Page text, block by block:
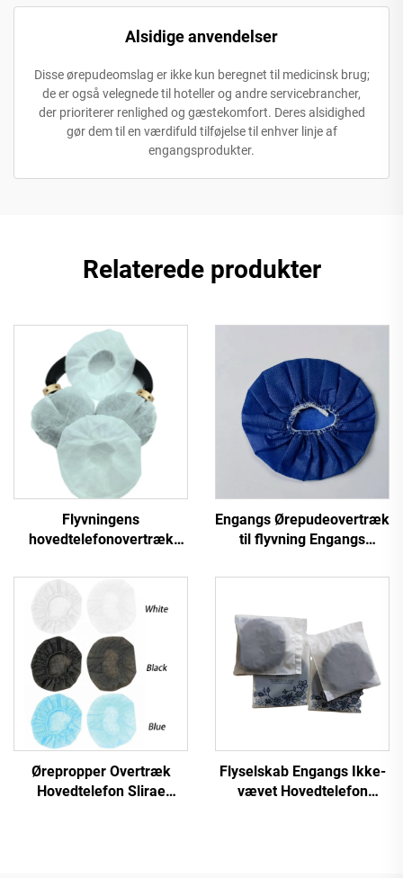
Alsidige anvendelser
Disse ørepudeomslag er ikke kun beregnet til medicinsk brug;
de er også velegnede til hoteller og andre servicebrancher,
der prioriterer renlighed og gæstekomfort. Deres alsidighed
gør dem til en værdifuld tilføjelse til enhver linje af
engangsprodukter.
Relaterede produkter
Flyvningens
hovedtelefonovertræk
ørepudeovertræk
Engangs Ørepudeovertræk
til flyvning Engangs
Ørepropper Overtræk
Hovedtelefon Slirae
Flyselskab Engangs Ikke-
vævet Hovedtelefon